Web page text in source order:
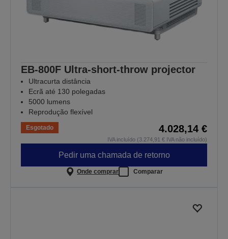
EB-800F Ultra-short-throw projector
Ultracurta distância
Ecrã até 130 polegadas
5000 lumens
Reprodução flexível
Esgotado 4.028,14 €
IVA incluído (3.274,91 € IVA não incluído)
Pedir uma chamada de retorno
Onde comprar Comparar